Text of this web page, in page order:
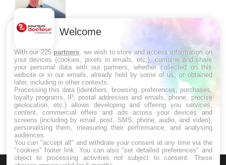
Drépanocytose : une déformation des
globules rouges aux conséquences
Maladie de Charcot (Sclérose latérale
amyotrophique)
Welcome
With our 225 partners , we wish to store and access information on
your devices (cookies, pixels in emails, etc.), combine and share
your personal data with our partners, whether collected on this
website or in our emails, already held by some of us, or obtained
later, including in other contexts.
Processing this data (identifiers, browsing, preferences, purchases,
loyalty programs, IP, postal addresses and emails, phone, precise
geolocation, etc.) allows developing and offering you services,
content, commercial offers and ads across your devices and
screens (including by email, post, SMS, phone, audio, and video),
personalising them, measuring their performance, and analysing
audiences.
You can "accept all" and withdraw your consent at any time via the
"cookies" footer link . You can also "set detailed preferences" and
object to processing activities not subject to consent. These